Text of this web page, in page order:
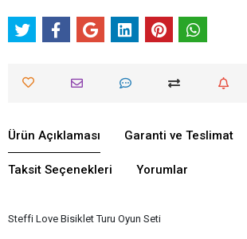
Ürün Açıklaması Garanti ve Teslimat
Taksit Seçenekleri Yorumlar
Steffi Love Bisiklet Turu Oyun Seti